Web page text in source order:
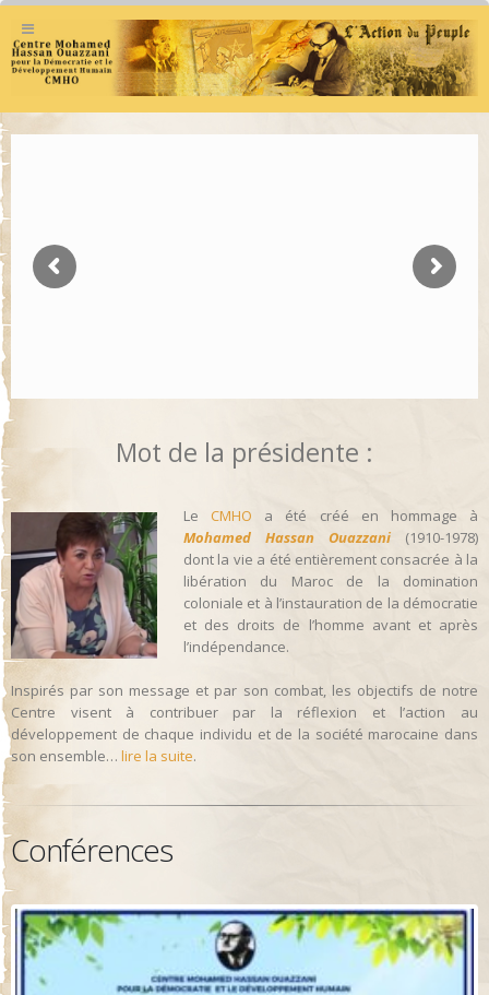
Mot de la présidente :
Le CMHO a été créé en hommage à
Mohamed Hassan Ouazzani (1910-1978)
dont la vie a été entièrement consacrée à la
libération du Maroc de la domination
coloniale et à l’instauration de la démocratie
et des droits de l’homme avant et après
l’indépendance.
Inspirés par son message et par son combat, les objectifs de notre
Centre visent à contribuer par la réflexion et l’action au
développement de chaque individu et de la société marocaine dans
son ensemble… lire la suite.
Conférences